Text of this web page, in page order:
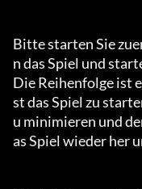
Bitte starten Sie
n das Spiel und
Die Reihenfolge ist
st das Spiel zu
u minimieren und
as Spiel wieder her